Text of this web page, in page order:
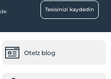
dakika)
Tesisinizi kaydedin
Otelz blog